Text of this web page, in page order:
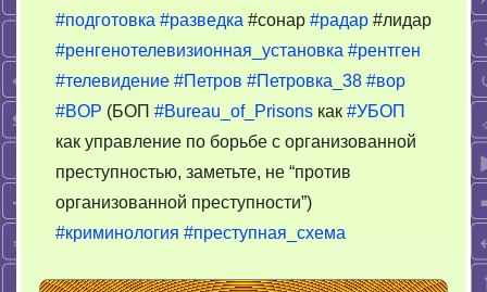
#подготовка #разведка #сонар #радар #лидар
#ренгенотелевизионная_установка #рентген
#телевидение #Петров #Петровка_38 #вор
#BOP (БОП #Bureau_of_Prisons как #УБОП
как управление по борьбе с организованной
преступностью, заметьте, не “против
организованной преступности”)
#криминология #преступная_схема